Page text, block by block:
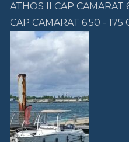
ATHOS II CAP CAMARAT
CAP CAMARAT 6.50 - 175